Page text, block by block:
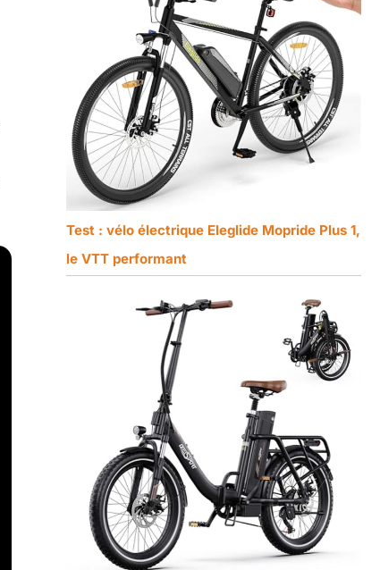
Test : vélo électrique Eleglide Mopride Plus 1,
le VTT performant